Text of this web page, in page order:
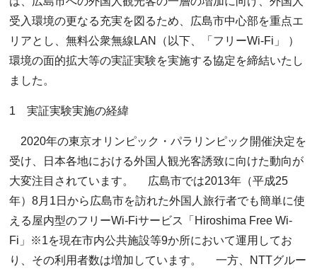
受入環境の更なる充実を図るため、広島市中心部を重点エ
リアとし、無料公衆無線LAN（以下、「フリーWi-Fi」 ）
環境の面的拡大等の実証実験を実施する協定を締結いたし
ました。
1 実証実験実施の経緯
2020年の東京オリンピック・パラリンピック開催決定を
受け、日本各地における外国人観光客誘致に向けた動向が
大変注目されています。 広島市では2013年（平成25
年）8月1日から広島市を訪れた外国人旅行者でも簡単に使
える屋内型のフリーWi-Fiサービス「Hiroshima Free Wi-
Fi」※1を現在市内公共施設等9か所において運用してお
り、その利用者数は増加しています。 一方、NTTグルー